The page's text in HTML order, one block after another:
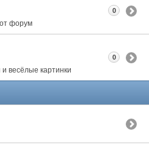
форум
0
весёлые картинки
0